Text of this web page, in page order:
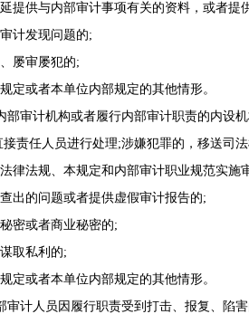
供与内部审计事项有关的资料，或者提
发现问题的;
屡审屡犯的;
或者本单位内部规定的其他情形。
计机构或者履行内部审计职责的内设机
接责任人员进行处理;涉嫌犯罪的，移送司
法规、本规定和内部审计职业规范实施
的问题或者提供虚假审计报告的;
或者商业秘密的;
取私利的;
或者本单位内部规定的其他情形。
人员因履行职责受到打击、报复、陷害